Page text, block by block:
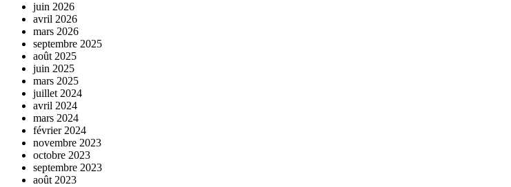
juin 2026
avril 2026
mars 2026
septembre 2025
août 2025
juin 2025
mars 2025
juillet 2024
avril 2024
mars 2024
février 2024
novembre 2023
octobre 2023
septembre 2023
août 2023